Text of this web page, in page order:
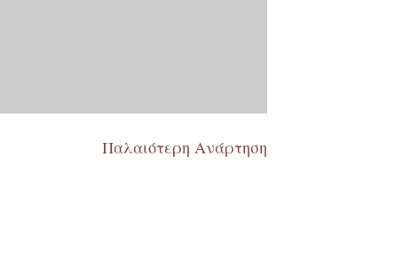
Παλαιότερη Ανάρτηση